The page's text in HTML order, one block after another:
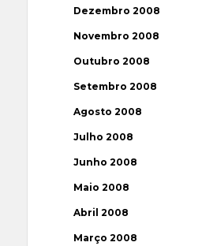
Dezembro 2008
Novembro 2008
Outubro 2008
Setembro 2008
Agosto 2008
Julho 2008
Junho 2008
Maio 2008
Abril 2008
Março 2008